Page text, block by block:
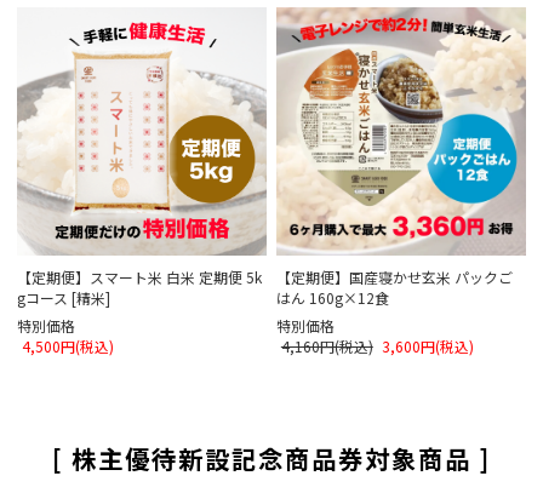
【定期便】スマート米 白米 定期便 5k
gコース [精米]
特別価格
4,500円(税込)
【定期便】国産寝かせ玄米 パックご
はん 160g×12食
特別価格
4,160円(税込) 3,600円(税込)
[ 株主優待新設記念商品券対象商品 ]